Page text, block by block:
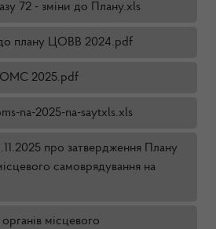
72 - зміни до Плану.xls
до плану ЦОВВ 2024.pdf
ОМС 2025.pdf
na-2025-na-saytxls.xls
про затвердження Плану
самоврядування на
місцевого